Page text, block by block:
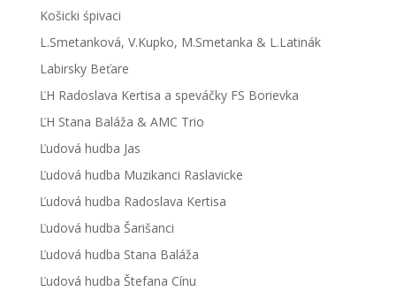
Košicki śpivaci
L.Smetanková, V.Kupko, M.Smetanka & L.Latinák
Labirsky Beťare
ĽH Radoslava Kertisa a speváčky FS Borievka
ĽH Stana Baláža & AMC Trio
Ľudová hudba Jas
Ľudová hudba Muzikanci Raslavicke
Ľudová hudba Radoslava Kertisa
Ľudová hudba Šarišanci
Ľudová hudba Stana Baláža
Ľudová hudba Štefana Cínu